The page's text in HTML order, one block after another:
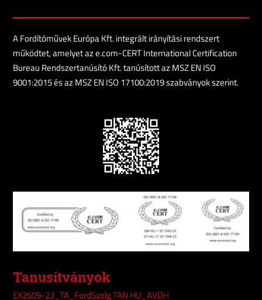
A Fordítóművek Európa Kft. integrált irányítási rendszert
működtet, amelyet az e.com-CERT International Certification
Bureau Rendszertanúsító Kft. tanúsított az MSZ EN ISO
9001:2015 és az MSZ EN ISO 17100:2019 szabványok szerint.
Tanusítványok
EX2609-23_TA_FordSzolg TAN HU_AVDH